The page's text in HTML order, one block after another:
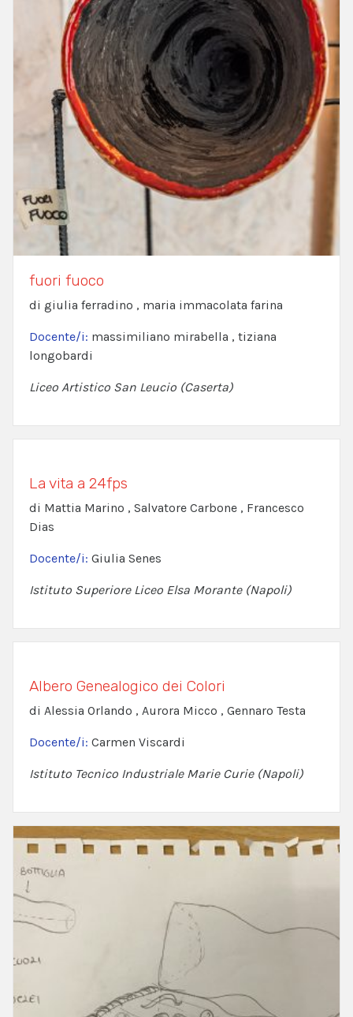
fuori fuoco
di giulia ferradino , maria immacolata farina
Docente/i: massimiliano mirabella , tiziana
longobardi
Liceo Artistico San Leucio (Caserta)
La vita a 24fps
di Mattia Marino , Salvatore Carbone , Francesco
Dias
Docente/i: Giulia Senes
Istituto Superiore Liceo Elsa Morante (Napoli)
Albero Genealogico dei Colori
di Alessia Orlando , Aurora Micco , Gennaro Testa
Docente/i: Carmen Viscardi
Istituto Tecnico Industriale Marie Curie (Napoli)